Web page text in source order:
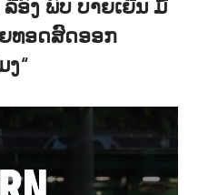
ອົງ ພົບ ບາຍເຍີນ ມື້
ທອດສົດອອກ
ງ“